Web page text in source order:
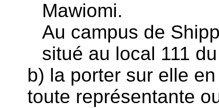
Mawiomi.
Au campus de
situé au local 111
b) la porter sur elle
toute représentante